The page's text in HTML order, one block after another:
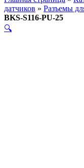
датчиков » Разъемы
BKS-S116-PU-25
🔍